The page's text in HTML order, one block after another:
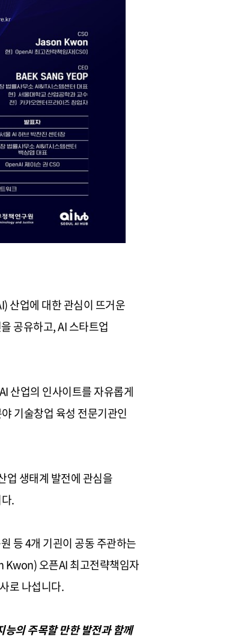
산업에 대한 관심이 뜨거운
공유하고, AI스타트업
AI산업의 인사이트를 자유롭게
기술창업 육성 전문기관인
업 생태계 발전에 관심을
.
등4개 기괸이 공동 주관하는
Kwon)오픈AI최고전략책임자
로 나섭니다.
의 주목할 만한 발전과 함께